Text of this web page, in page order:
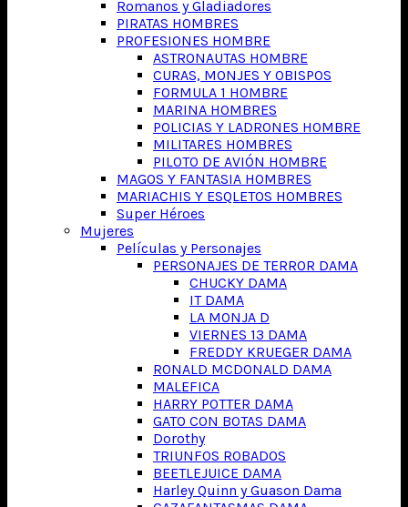
Romanos y Gladiadores
PIRATAS HOMBRES
PROFESIONES HOMBRE
ASTRONAUTAS HOMBRE
CURAS, MONJES Y OBISPOS
FORMULA 1 HOMBRE
MARINA HOMBRES
POLICIAS Y LADRONES HOMBRE
MILITARES HOMBRES
PILOTO DE AVIÓN HOMBRE
MAGOS Y FANTASIA HOMBRES
MARIACHIS Y ESQLETOS HOMBRES
Super Héroes
Mujeres
Películas y Personajes
PERSONAJES DE TERROR DAMA
CHUCKY DAMA
IT DAMA
LA MONJA D
VIERNES 13 DAMA
FREDDY KRUEGER DAMA
RONALD MCDONALD DAMA
MALEFICA
HARRY POTTER DAMA
GATO CON BOTAS DAMA
Dorothy
TRIUNFOS ROBADOS
BEETLEJUICE DAMA
Harley Quinn y Guason Dama